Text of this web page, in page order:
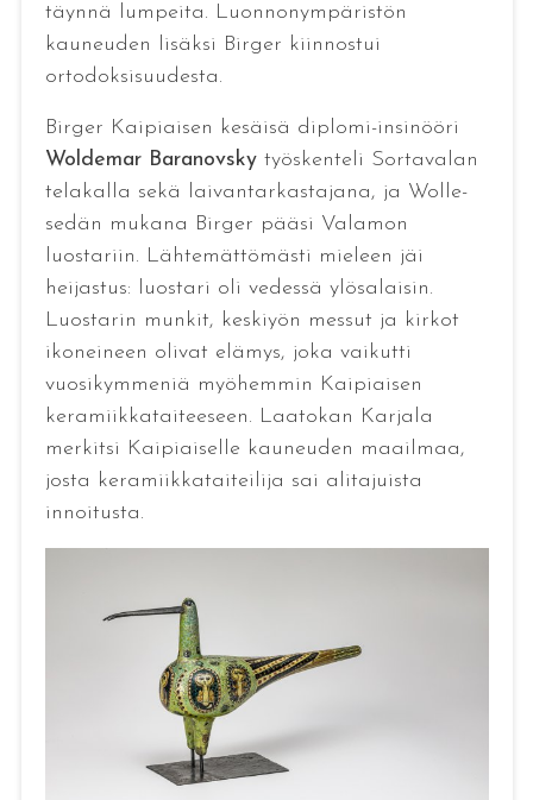
täynnä lumpeita. Luonnonympäristön
kauneuden lisäksi Birger kiinnostui
ortodoksisuudesta.
Birger Kaipiaisen kesäisä diplomi-insinööri
Woldemar Baranovskytyöskenteli Sortavalan
telakalla sekä laivantarkastajana, ja Wolle-
sedän mukana Birger pääsi Valamon
luostariin. Lähtemättömästi mieleen jäi
heijastus: luostari oli vedessä ylösalaisin.
Luostarin munkit, keskiyön messut ja kirkot
ikoneineen olivat elämys, joka vaikutti
vuosikymmeniä myöhemmin Kaipiaisen
keramiikkataiteeseen. Laatokan Karjala
merkitsi Kaipiaiselle kauneuden maailmaa,
josta keramiikkataiteilija sai alitajuista
innoitusta.